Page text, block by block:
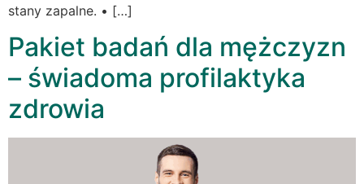
stany zapalne. • […]
Pakiet badań dla mężczyzn
– świadoma profilaktyka
zdrowia